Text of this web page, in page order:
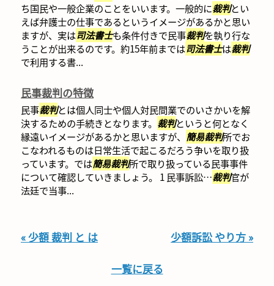
ち国民や一般企業のことをいいます。一般的に裁判とい
えば弁護士の仕事であるというイメージがあるかと思い
ますが、実は司法書士も条件付きで民事裁判を執り行な
うことが出来るのです。約15年前までは司法書士は裁判
で利用する書...
民事裁判の特徴
民事裁判とは個人同士や個人対民間業でのいさかいを解
決するための手続きとなります。 裁判というと何となく
縁遠いイメージがあるかと思いますが、 簡易裁判所でお
こなわれるものは日常生活で起こるだろう争いを取り扱
っています。では簡易裁判所で取り扱っている民事事件
について確認していきましょう。 1 民事訴訟…裁判官が
法廷で当事...
« 少額 裁判 と は 少額訴訟 やり方 »
一覧に戻る